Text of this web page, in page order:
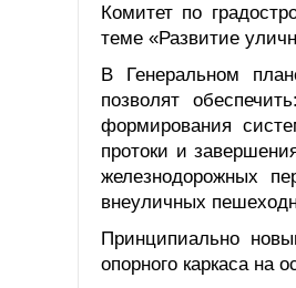
Комитет по
теме «Развитие
В Генеральном
позволят
формирования
протоки и
железнодорожных
внеуличных
Принципиально
опорного каркаса на